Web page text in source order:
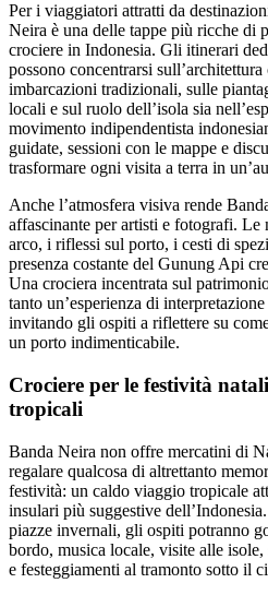
Per i viaggiatori attratti da
Neira è una delle tappe più ricche di
crociere in Indonesia. Gli itinerari
possono concentrarsi
imbarcazioni tradizionali, sulle
locali e sul ruolo dell’isola sia
movimento indipendentista
guidate, sessioni con le mappe e
trasformare ogni visita a terra in
Anche l’atmosfera visiva rende
affascinante per artisti e fotografi. Le
arco, i riflessi sul porto, i cesti di
presenza costante del Gunung Api
Una crociera incentrata sul
tanto un’esperienza di
invitando gli ospiti a riflettere su
un porto indimenticabile.
Crociere per le festività
tropicali
Banda Neira non offre mercatini di
regalare qualcosa di altrettanto
festività: un caldo viaggio tropicale
insulari più suggestive
piazze invernali, gli ospiti potranno
bordo, musica locale, visite alle
e festeggiamenti al tramonto sotto il